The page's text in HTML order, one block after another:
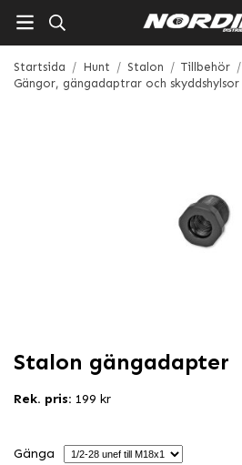
Startsida / Hunt / Stalon / Tillbehör /
Gängor, gängadaptrar och skyddshylsor
Stalon gängadapter
Rek. pris: 199 kr
Gänga